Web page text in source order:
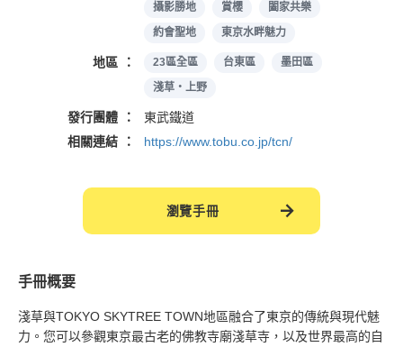
攝影勝地
賞櫻
闔家共樂
約會聖地
東京水畔魅力
地區 23區全區 台東區
墨田區
淺草・上野
發行團體
東武鐵道
相關連結
https://www.tobu.co.jp/tcn/
瀏覽手冊
手冊概要
淺草與TOKYO SKYTREE TOWN地區融合了東京的傳統與現代魅
力。您可以參觀東京最古老的佛教寺廟淺草寺，以及世界最高的自